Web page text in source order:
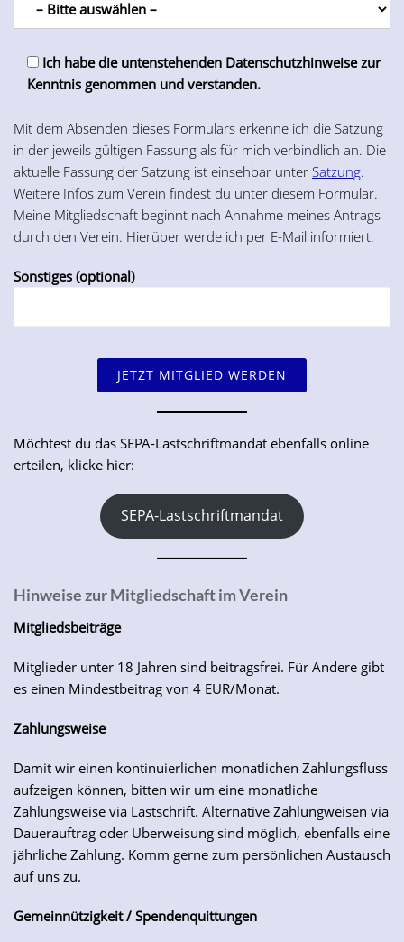
Ich habe die untenstehenden Datenschutzhinweise zur
Kenntnis genommen und verstanden.
Mit dem Absenden dieses Formulars erkenne ich die Satzung
in der jeweils gültigen Fassung als für mich verbindlich an. Die
aktuelle Fassung der Satzung ist einsehbar unter Satzung.
Weitere Infos zum Verein findest du unter diesem Formular.
Meine Mitgliedschaft beginnt nach Annahme meines Antrags
durch den Verein. Hierüber werde ich per E-Mail informiert.
Sonstiges (optional)
Möchtest du das SEPA-Lastschriftmandat ebenfalls online
erteilen, klicke hier:
SEPA-Lastschriftmandat
Hinweise zur Mitgliedschaft im Verein
Mitgliedsbeiträge
Mitglieder unter 18 Jahren sind beitragsfrei. Für Andere gibt
es einen Mindestbeitrag von 4 EUR/Monat.
Zahlungsweise
Damit wir einen kontinuierlichen monatlichen Zahlungsfluss
aufzeigen können, bitten wir um eine monatliche
Zahlungsweise via Lastschrift. Alternative Zahlungweisen via
Dauerauftrag oder Überweisung sind möglich, ebenfalls eine
jährliche Zahlung. Komm gerne zum persönlichen Austausch
auf uns zu.
Gemeinnützigkeit / Spendenquittungen